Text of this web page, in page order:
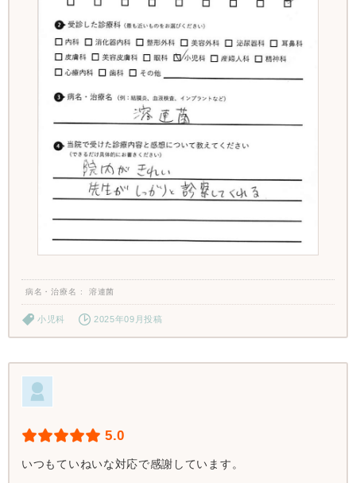
病名・治療名 溶連菌
小児科 2025年09月投稿
5.0
いつもていねいな対応で感謝しています。